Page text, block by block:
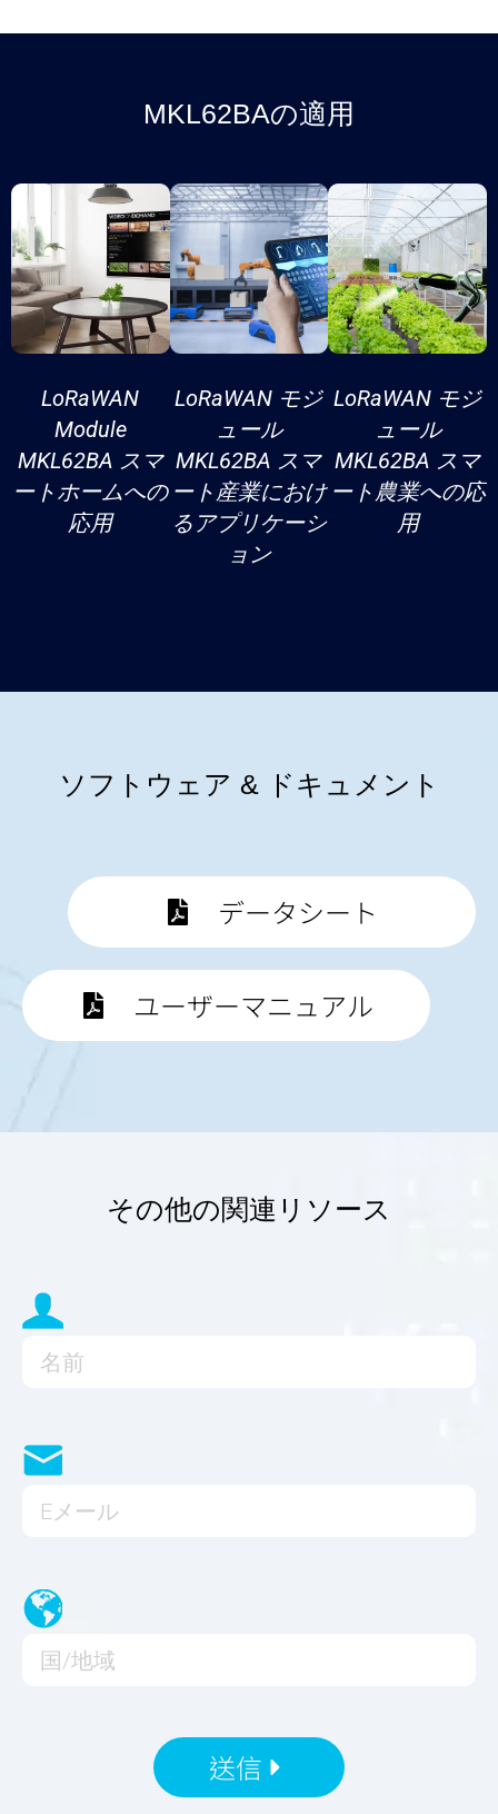
MKL62BAの適用
LoRaWAN
Module
MKL62BA スマ
ートホームへの
応用
LoRaWAN モジ
ュール
MKL62BA スマ
ート産業におけ
るアプリケーシ
ョン
LoRaWAN モジ
ュール
MKL62BA スマ
ート農業への応
用
ソフトウェア & ドキュメント
データシート
ユーザーマニュアル
その他の関連リソース
送信